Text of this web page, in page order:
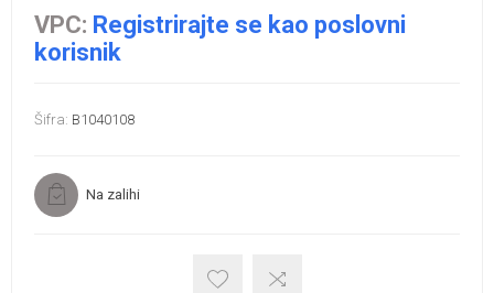
VPC: Registrirajte se kao poslovni
korisnik
Šifra: B1040108
Na zalihi